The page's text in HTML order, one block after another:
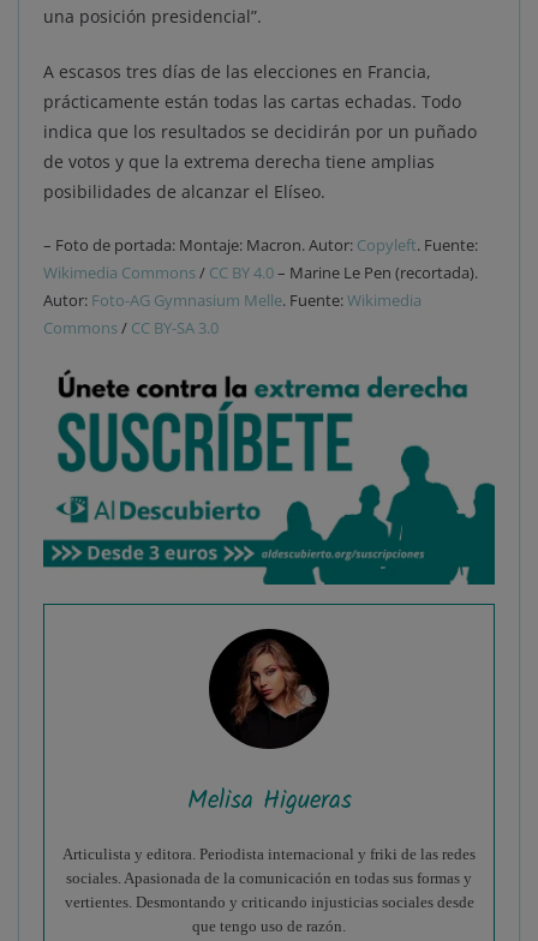
una posición presidencial”.
A escasos tres días de las elecciones en Francia,
prácticamente están todas las cartas echadas. Todo
indica que los resultados se decidirán por un puñado
de votos y que la extrema derecha tiene amplias
posibilidades de alcanzar el Elíseo.
– Foto de portada: Montaje: Macron. Autor: Copyleft. Fuente:
Wikimedia Commons/ CC BY 4.0– Marine Le Pen (recortada).
Autor: Foto-AG Gymnasium Melle. Fuente:Wikimedia
Commons/ CC BY-SA 3.0
Melisa Higueras
Articulista y editora. Periodista internacional y friki de las redes
sociales. Apasionada de la comunicación en todas sus formas y
vertientes. Desmontando y criticando injusticias sociales desde
que tengo uso de razón.